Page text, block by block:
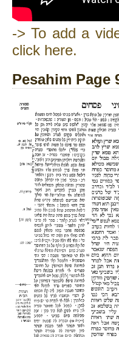
-> To add a
click here.
Pesahim Page